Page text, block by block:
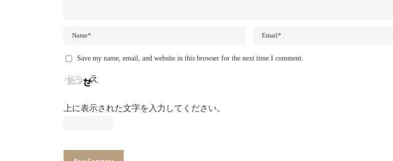
Save my name, email, and website in this browser for the next time I comment.
上に表示された文字を入力してください。